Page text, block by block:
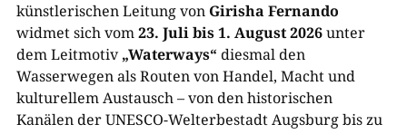
künstlerischen Leitung von Girisha Fernando
widmet sich vom23. Juli bis 1. August 2026unter
dem Leitmotiv„Waterways“ diesmal den
Wasserwegen als Routen von Handel, Macht und
kulturellem Austausch – von den historischen
Kanälen der UNESCO-Welterbestadt Augsburg bis zu